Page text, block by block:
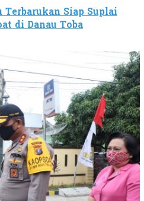
Terbarukan Siap Suplai
di Danau Toba